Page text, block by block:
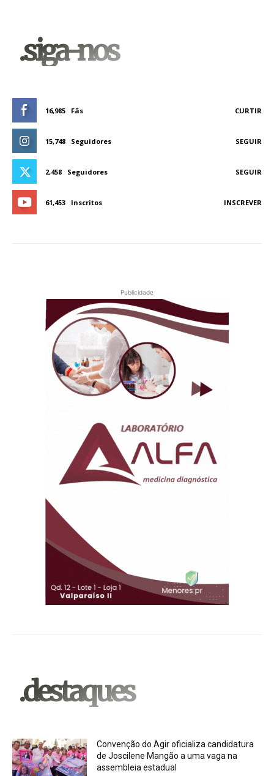
.siga-nos
16,985 Fãs CURTIR
15,748 Seguidores SEGUIR
2,458 Seguidores SEGUIR
61,453 Inscritos INSCREVER
Publicidade
.destaques
Convenção do Agir oficializa candidatura
de Joscilene Mangão a uma vaga na
assembleia estadual